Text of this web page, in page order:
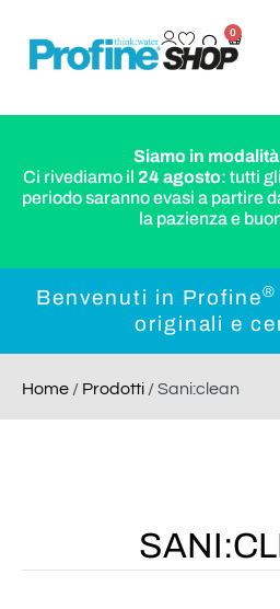
0
Siamo in
Ci rivediamo il 24 agosto: tutti
periodo saranno evasi a partire
la pazienza e
Benvenuti in Profine®
originali e
Home / Prodotti / Sani:clean